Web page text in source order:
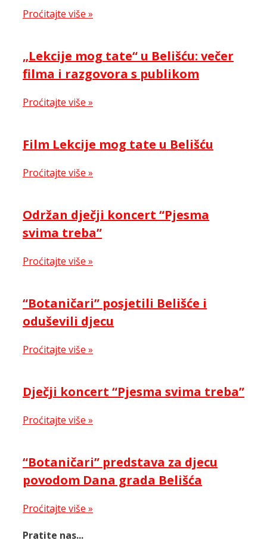
Proćitajte više »
„Lekcije mog tate“ u Belišću: večer
filma i razgovora s publikom
Proćitajte više »
Film Lekcije mog tate u Belišću
Proćitajte više »
Održan dječji koncert “Pjesma
svima treba”
Proćitajte više »
“Botaničari” posjetili Belišće i
oduševili djecu
Proćitajte više »
Dječji koncert “Pjesma svima treba”
Proćitajte više »
“Botaničari” predstava za djecu
povodom Dana grada Belišća
Proćitajte više »
Pratite nas...